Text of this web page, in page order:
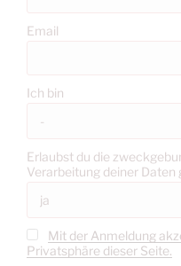
Email
Ich bin
Erlaubst du die
Verarbeitung deiner Daten
Mit der Anmeldung
Privatsphäre dieser Seite.